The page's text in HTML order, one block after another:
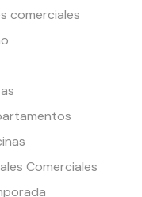
comerciales
Comerciales